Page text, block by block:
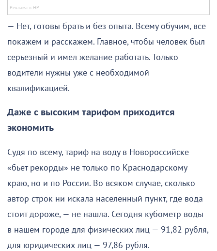
— Нет, готовы брать и без опыта. Всему обучим, все
покажем и расскажем. Главное, чтобы человек был
серьезный и имел желание работать. Только
водители нужны уже с необходимой
квалификацией.
Даже с высоким тарифом приходится
экономить
Судя по всему, тариф на воду в Новороссийске
«бьет рекорды» не только по Краснодарскому
краю, но и по России. Во всяком случае, сколько
автор строк ни искала населенный пункт, где вода
стоит дороже, — не нашла. Сегодня кубометр воды
в нашем городе для физических лиц — 91,82 рубля,
для юридических лиц — 97,86 рубля.